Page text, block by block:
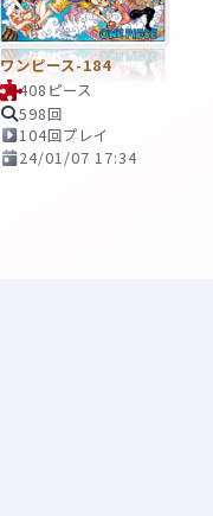
ワンピース-184
408ピース
598回
104回プレイ
24/01/07 17:34